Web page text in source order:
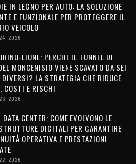
IN LEGNO PER AUTO: LA SOLUZIONE
E FUNZIONALE PER PROTEGGERE IL
VEICOLO
2026
LIONE: PERCHÉ IL TUNNEL DI
MONCENISIO VIENE SCAVATO DA SEI
LA STRATEGIA CHE RIDUCE
COSTI E RISCHI
2026
DATA CENTER: COME EVOLVONO LE
DIGITALI PER GARANTIRE
OPERATIVA E PRESTAZIONI
2026